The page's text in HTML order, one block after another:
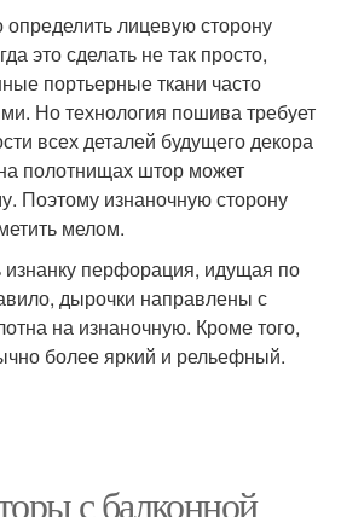
лицевую сторону
это сделать не так просто,
портьерные ткани часто
Но технология пошива требует
всех деталей будущего декора
полотнищах штор может
Поэтому изнаночную сторону
мелом.
перфорация, идущая по
дырочки направлены с
на изнаночную. Кроме того,
более яркий и рельефный.
с балконной